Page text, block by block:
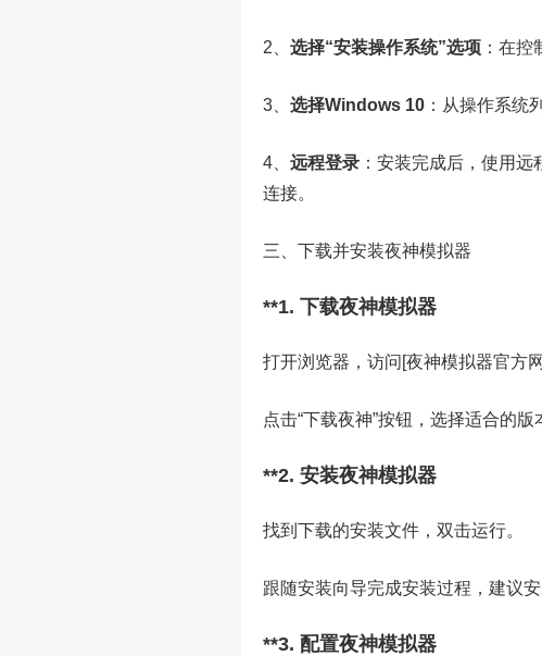
2、 选择“安装操作系统”选项 ：在控
3、 选择Windows 10 ：从操作系统
4、 远程登录 ：安装完成后，使用
连接。
三、下载并安装夜神模拟器
**1. 下载夜神模拟器
打开浏览器，访问[夜神模拟器官方
点击“下载夜神”按钮，选择适合的版
**2. 安装夜神模拟器
找到下载的安装文件，双击运行。
跟随安装向导完成安装过程，建议
**3. 配置夜神模拟器